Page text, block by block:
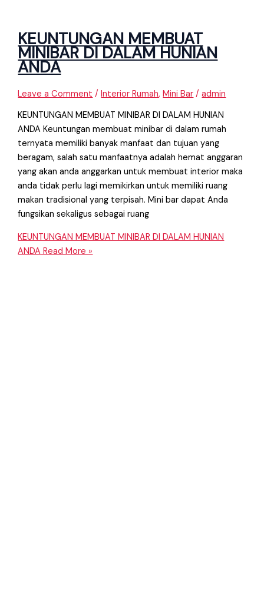
KEUNTUNGAN MEMBUAT
MINIBAR DI DALAM HUNIAN
ANDA
Leave a Comment /Interior Rumah,Mini Bar /admin
KEUNTUNGAN MEMBUAT MINIBAR DI DALAM HUNIAN
ANDA Keuntungan membuat minibar di dalam rumah
ternyata memiliki banyak manfaat dan tujuan yang
beragam, salah satu manfaatnya adalah hemat anggaran
yang akan anda anggarkan untuk membuat interior maka
anda tidak perlu lagi memikirkan untuk memiliki ruang
makan tradisional yang terpisah. Mini bar dapat Anda
fungsikan sekaligus sebagai ruang
KEUNTUNGAN MEMBUAT MINIBAR DI DALAM HUNIAN
ANDA Read More »